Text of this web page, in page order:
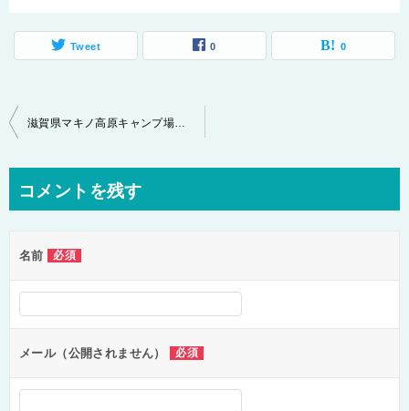
Tweet 0 0
投
ビ
ー
シ
ン
コメントを残す
名前 必須
メール（公開されません） 必須